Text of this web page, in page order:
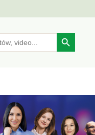
Search Button